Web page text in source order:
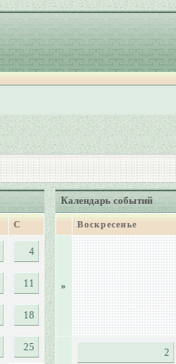
С
4
11
18
25
Календарь событий
Воскресенье
»
2